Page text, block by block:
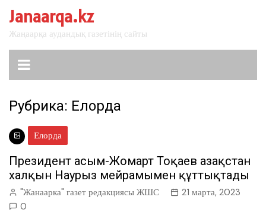
содержанию
Janaarqa.kz
Жаңаарқа аудандық газетінің сайты
Рубрика: Елорда
Елорда
Президент Қасым-Жомарт Тоқаев Қазақстан
халқын Наурыз мейрамымен құттықтады
"Жанаарка" газет редакциясы ЖШС
21 марта, 2023
0